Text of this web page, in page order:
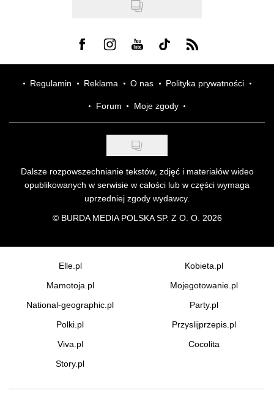
Visit us on Facebook
Visit us on Instagram
Visit us on Youtube
Visit us on Tiktok
Visit us on Rss
Regulamin Reklama O nas Polityka prywatności
Forum Moje zgody
Dalsze rozpowszechnianie tekstów, zdjęć i materiałów wideo
opublikowanych w serwisie w całości lub w części wymaga
uprzedniej zgody wydawcy.
©BURDA MEDIA POLSKA SP. Z O. O. 2026
Elle.pl
Kobieta.pl
Mamotoja.pl
Mojegotowanie.pl
National-geographic.pl
Party.pl
Polki.pl
Przyslijprzepis.pl
Viva.pl
Cocolita
Story.pl